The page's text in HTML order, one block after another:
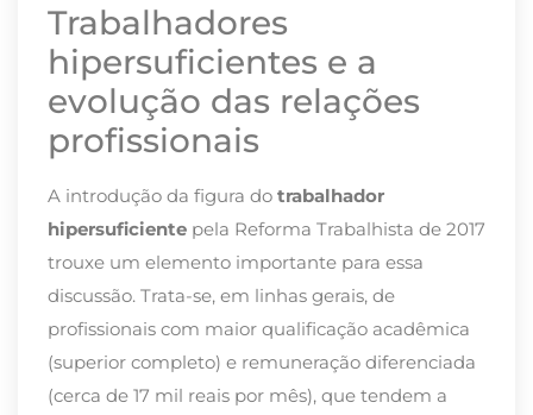
Trabalhadores
hipersuficientes e a
evolução das relações
profissionais
A introdução da figura do trabalhador
hipersuficiente pela Reforma Trabalhista de 2017
trouxe um elemento importante para essa
discussão. Trata-se, em linhas gerais, de
profissionais com maior qualificação acadêmica
(superior completo) e remuneração diferenciada
(cerca de 17 mil reais por mês), que tendem a